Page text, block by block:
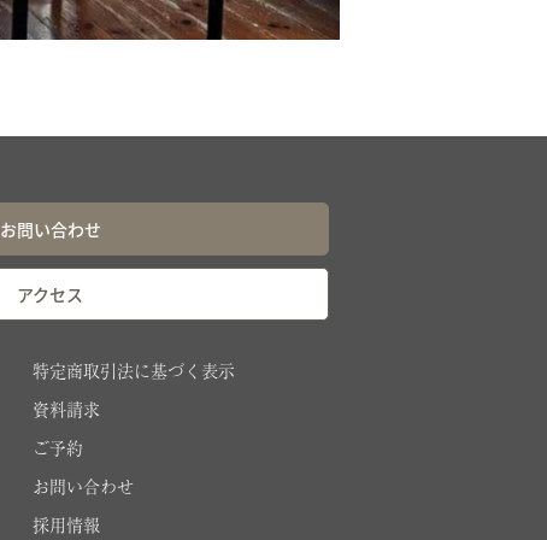
お問い合わせ
アクセス
特定商取引法に基づく表示
資料請求
ご予約
お問い合わせ
採用情報